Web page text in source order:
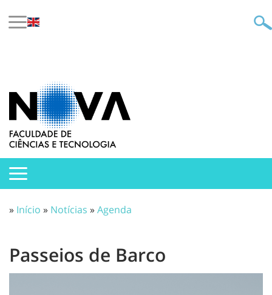
» Início » Notícias »Agenda
Passeios de Barco